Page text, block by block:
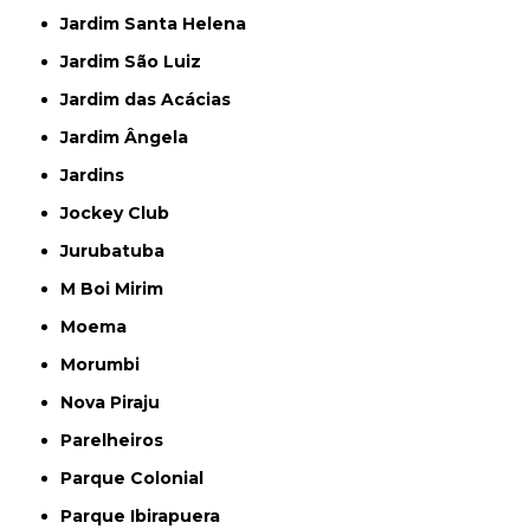
Jardim Santa Helena
Jardim São Luiz
Jardim das Acácias
Jardim Ângela
Jardins
Jockey Club
Jurubatuba
M Boi Mirim
Moema
Morumbi
Nova Piraju
Parelheiros
Parque Colonial
Parque Ibirapuera